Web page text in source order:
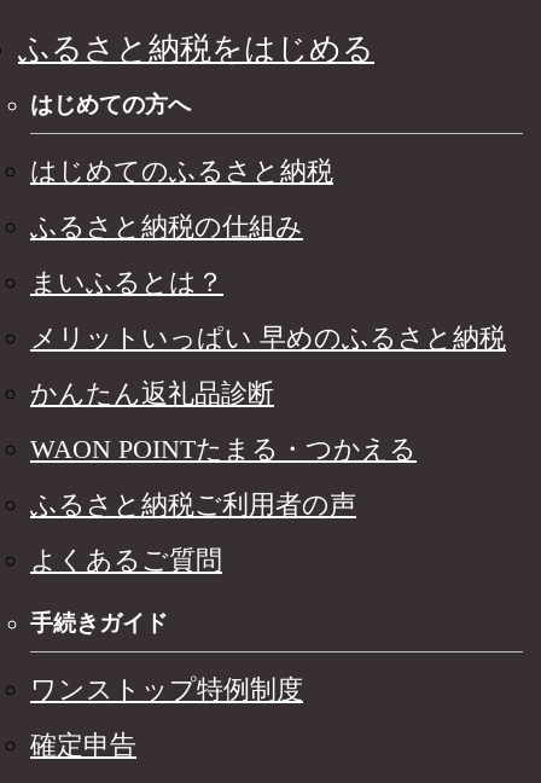
ふるさと納税をはじめる
はじめての方へ
はじめてのふるさと納税
ふるさと納税の仕組み
まいふるとは？
メリットいっぱい 早めのふるさと納税
かんたん返礼品診断
WAON POINTたまる・つかえる
ふるさと納税ご利用者の声
よくあるご質問
手続きガイド
ワンストップ特例制度
確定申告